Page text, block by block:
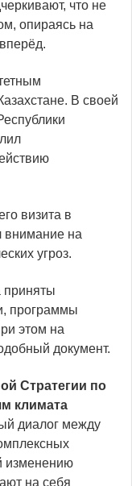
что не
опираясь на
В своей
визита в
внимание на
угроз.
приняты
программы
этом на
документ.
Стратегии по
климата
диалог между
изменению
на себя